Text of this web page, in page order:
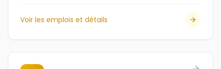
Voir les emplois et détails